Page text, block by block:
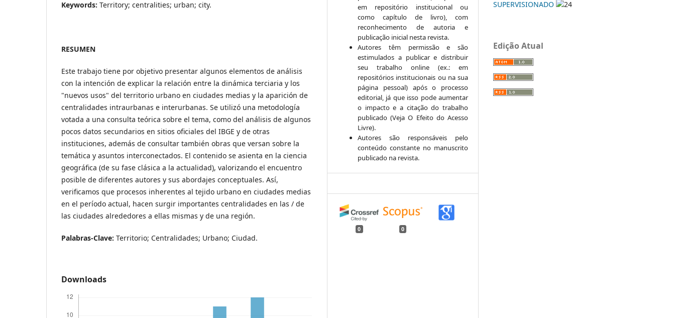
Keywords: Territory; centralities; urban; city.
RESUMEN
Este trabajo tiene por objetivo presentar algunos elementos de análisis
con la intención de explicar la relación entre la dinámica terciaria y los
"nuevos usos" del territorio urbano en ciudades medias y la aparición de
centralidades intraurbanas e interurbanas. Se utilizó una metodología
votada a una consulta teórica sobre el tema, como del análisis de algunos
pocos datos secundarios en sitios oficiales del IBGE y de otras
instituciones, además de consultar también obras que versan sobre la
temática y asuntos interconectados. El contenido se asienta en la ciencia
geográfica (de su fase clásica a la actualidad), valorizando el encuentro
posible de diferentes autores y sus abordajes conceptuales. Así,
verificamos que procesos inherentes al tejido urbano en ciudades medias
en el período actual, hacen surgir importantes centralidades en las / de
las ciudades alrededores a ellas mismas y de una región.
Palabras-Clave: Territorio; Centralidades; Urbano; Ciudad.
Downloads
em repositório institucional ou
como capítulo de livro), com
reconhecimento de autoria e
publicação inicial nesta revista.
Autores têm permissão e são
estimulados a publicar e distribuir
seu trabalho online (ex.: em
repositórios institucionais ou na sua
página pessoal) após o processo
editorial, já que isso pode aumentar
o impacto e a citação do trabalho
publicado (Veja O Efeito do Acesso
Livre).
Autores são responsáveis pelo
conteúdo constante no manuscrito
publicado na revista.
0 0
SUPERVISIONADO
24
Edição Atual